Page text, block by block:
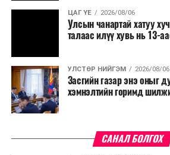
ЦАГ ҮЕ 2026/08/06
Улсын чанартай хатуу
талаас илүү хувь нь 13-
УЛСТӨР НИЙГЭМ 2026/08/06
Засгийн газар энэ оныг
хэмнэлтийн горимд
САНАЛ БОЛГОХ